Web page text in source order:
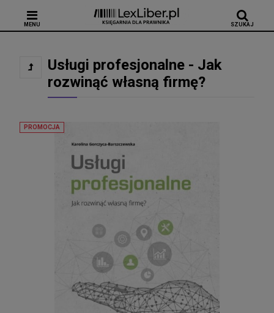
MENU SZUKAJ
Usługi profesjonalne - Jak
rozwinąć własną firmę?
PROMOCJA